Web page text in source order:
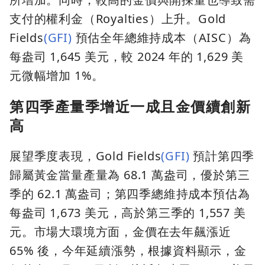
支付的權利金（Royalties）上升。Gold
Fields(GFI) 預估全年總維持成本（AISC）為
每盎司 1,645 美元，較 2024 年的 1,629 美
元微幅增加 1%。
第四季產量季增近一成且金價續創新
高
展望季度表現，Gold Fields(GFI) 預計第四季
歸屬黃金當量產量為 68.1 萬盎司，優於第三
季的 62.1 萬盎司；第四季總維持成本預估為
每盎司 1,673 美元，高於第三季的 1,557 美
元。市場大環境方面，金價在去年飆漲近
65% 後，今年延續漲勢，根據資料顯示，金